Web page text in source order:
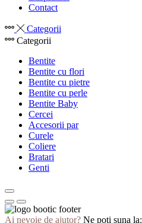
Contact
Categorii
Categorii
Bentite
Bentite cu flori
Bentite cu pietre
Bentite cu perle
Bentite Baby
Cercei
Accesorii par
Curele
Coliere
Bratari
Genti
Ai nevoie de ajutor? Ne poți suna la: